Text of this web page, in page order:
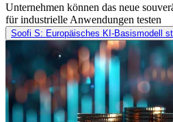
Unternehmen können das neue
für industrielle Anwendungen testen
Soofi S: Europäisches KI-Basismodell